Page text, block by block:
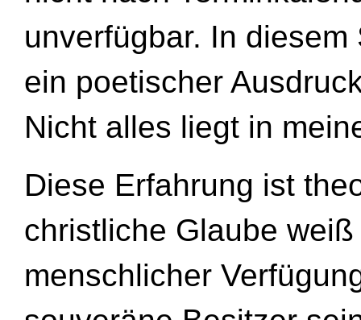
unverfügbar. In diesem
ein poetischer
Nicht alles liegt in
Diese Erfahrung ist
christliche Glaube
menschlicher